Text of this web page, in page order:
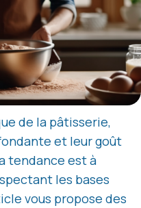
de la pâtisserie,
et leur goût
tendance est à
les bases
vous propose des